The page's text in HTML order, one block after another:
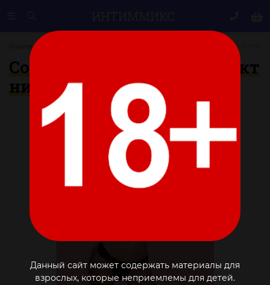
Данный сайт может содержать материалы для
взрослых, которые неприемлемы для детей.
Бикини и комплекты Соблазнительный комплект нижнего белья
Соблазнительный комплект
нижнего белья